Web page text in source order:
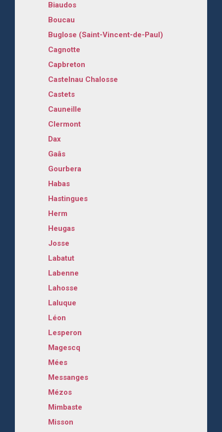
Biaudos
Boucau
Buglose (Saint-Vincent-de-Paul)
Cagnotte
Capbreton
Castelnau Chalosse
Castets
Cauneille
Clermont
Dax
Gaâs
Gourbera
Habas
Hastingues
Herm
Heugas
Josse
Labatut
Labenne
Lahosse
Laluque
Léon
Lesperon
Magescq
Mées
Messanges
Mézos
Mimbaste
Misson